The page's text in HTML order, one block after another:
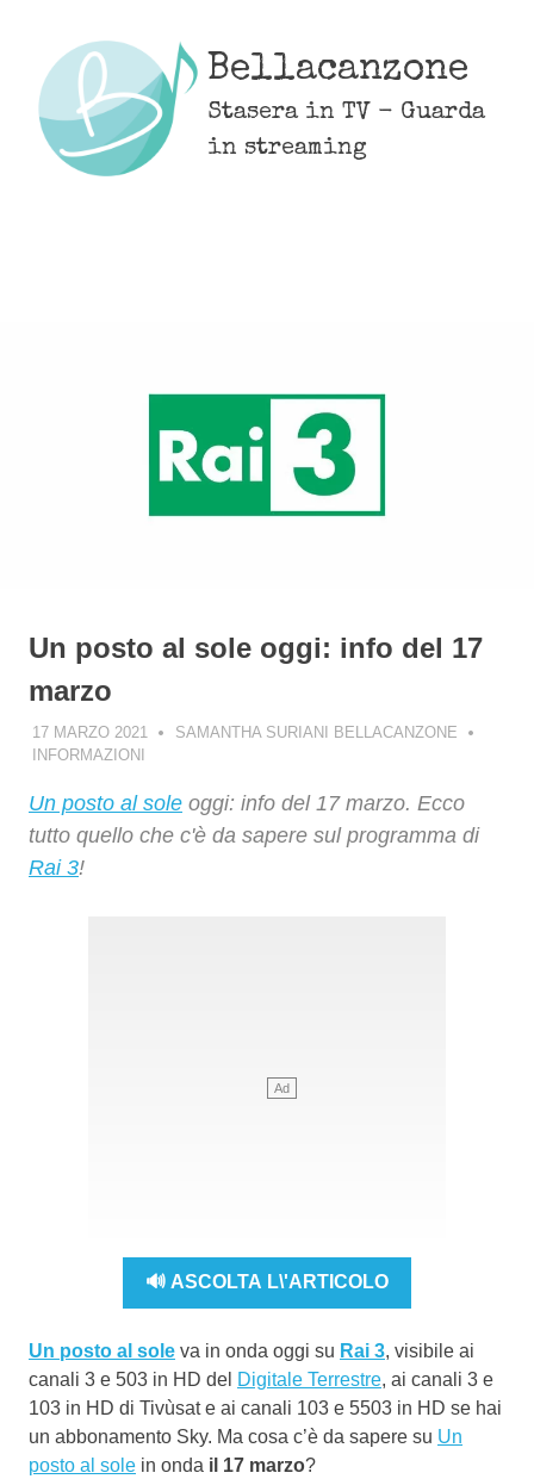
content
Bellacanzone
Stasera in TV - Guarda
in streaming
Un posto al sole oggi: info del 17
marzo
17 MARZO 2021
SAMANTHA SURIANI BELLACANZONE
INFORMAZIONI
Un posto al sole oggi: info del 17 marzo. Ecco
tutto quello che c'è da sapere sul programma di
Rai 3!
🔊 ASCOLTA L\'ARTICOLO
Un posto al sole va in onda oggi su Rai 3, visibile ai
canali 3 e 503 in HD del Digitale Terrestre, ai canali 3 e
103 in HD di Tivùsat e ai canali 103 e 5503 in HD se hai
un abbonamento Sky. Ma cosa c’è da sapere su Un
posto al sole in onda il 17 marzo?